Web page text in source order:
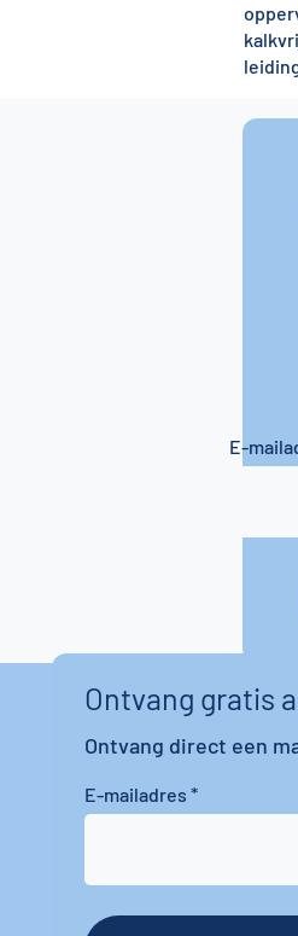
E-
Ontvang gratis
Ontvang direct een
E-mailadres